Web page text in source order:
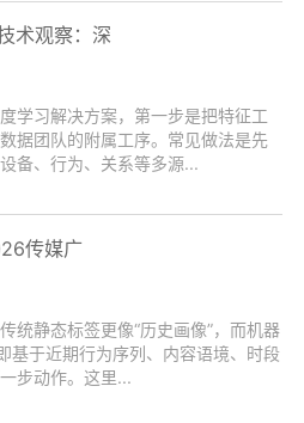
术观察：深
学习解决方案，第一步是把特征工
据团队的附属工序。常见做法是先
备、行为、关系等多源...
传媒广
统静态标签更像“历史画像”，而机器
基于近期行为序列、内容语境、时段
步动作。这里...